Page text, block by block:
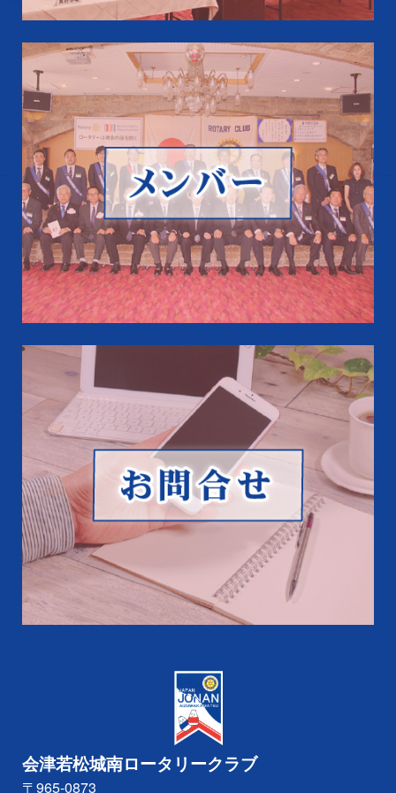
会津若松城南ロータリークラブ
〒965-0873